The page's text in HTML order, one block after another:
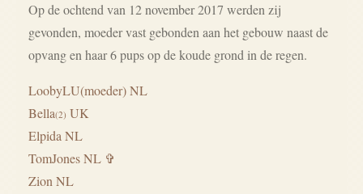
Op de ochtend van 12 november 2017 werden zij
gevonden, moeder vast gebonden aan het gebouw naast de
opvang en haar 6 pups op de koude grond in de regen.
LoobyLU(moeder) NL
Bella(2) UK
Elpida NL
TomJones NL ✞
Zion NL